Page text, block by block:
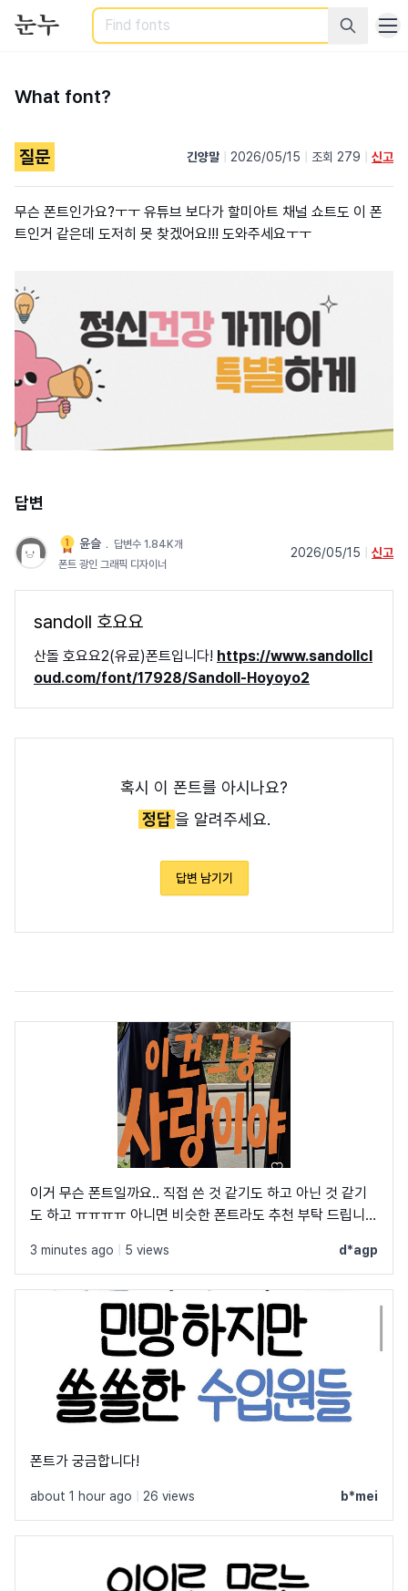
Search
What font?
질문 긴양말 2026/05/15 조회 279 신고
무슨 폰트인가요?ㅜㅜ 유튜브 보다가 할미아트 채널 쇼트도 이 폰
트인거 같은데 도저히 못 찾겠어요!!! 도와주세요ㅜㅜ
답변
윤슬 ﹒ 답변수 1.84K개
폰트 광인 그래픽 디자이너
2026/05/15 신고
sandoll 호요요
산돌 호요요2(유료)폰트입니다! https://www.sandollcl
oud.com/font/17928/Sandoll-Hoyoyo2
혹시 이 폰트를 아시나요?
정답을 알려주세요.
답변 남기기
이거 무슨 폰트일까요.. 직접 쓴 것 같기도 하고 아닌 것 같기
도 하고 ㅠㅠㅠㅠ 아니면 비슷한 폰트라도 추천 부탁 드립니
3 minutes ago 5 views d*agp
폰트가 궁금합니다!
about 1 hour ago 26 views b*mei